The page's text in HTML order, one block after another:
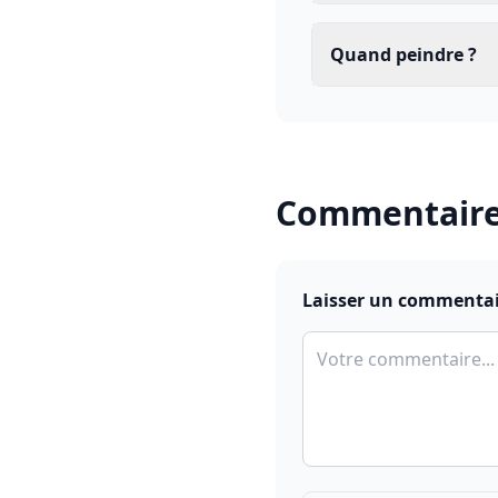
Quand peindre ?
Laisser un